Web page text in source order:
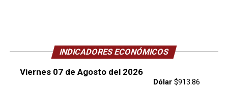
INDICADORES ECONÓMICOS
Viernes 07 de Agosto del 2026
Dólar$913.86